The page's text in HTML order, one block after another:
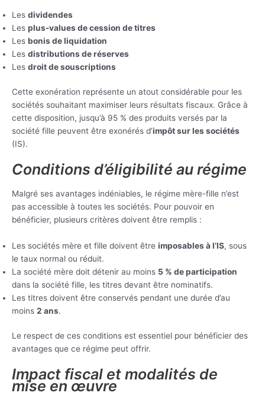
Les dividendes
Les plus-values de cession de titres
Les bonis de liquidation
Les distributions de réserves
Les droit de souscriptions
Cette exonération représente un atout considérable pour les
sociétés souhaitant maximiser leurs résultats fiscaux. Grâce à
cette disposition, jusqu’à 95 % des produits versés par la
société fille peuvent être exonérés d’impôt sur les sociétés
(IS).
Conditions d’éligibilité au régime
Malgré ses avantages indéniables, le régime mère-fille n’est
pas accessible à toutes les sociétés. Pour pouvoir en
bénéficier, plusieurs critères doivent être remplis :
Les sociétés mère et fille doivent être imposables à l’IS, sous
le taux normal ou réduit.
La société mère doit détenir au moins 5 % de participation
dans la société fille, les titres devant être nominatifs.
Les titres doivent être conservés pendant une durée d’au
moins 2 ans.
Le respect de ces conditions est essentiel pour bénéficier des
avantages que ce régime peut offrir.
Impact fiscal et modalités de
mise en œuvre